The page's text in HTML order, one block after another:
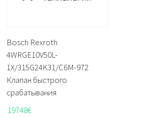
Bosch Rexroth
4WRGE10V50L-
1X/315G24K31/C6M-972
Клапан быстрого
срабатывания
19748€